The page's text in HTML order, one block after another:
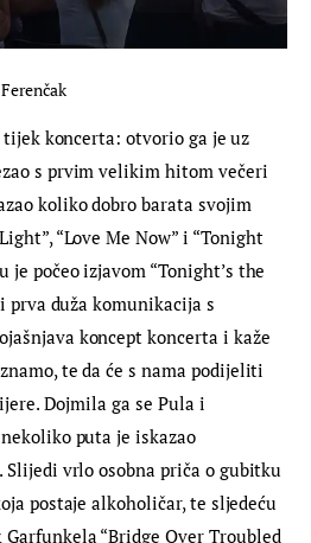
koncerta: otvorio ga je uz
s prvim velikim hitom večeri
koliko dobro barata svojim
“Love Me Now” i “Tonight
je počeo izjavom “Tonight’s the
prva duža komunikacija s
koncept koncerta i kaže
te da će s nama podijeliti
Dojmila ga se Pula i
puta je iskazao
vrlo osobna priča o gubitku
postaje alkoholičar, te sljedeću
“Bridge Over Troubled